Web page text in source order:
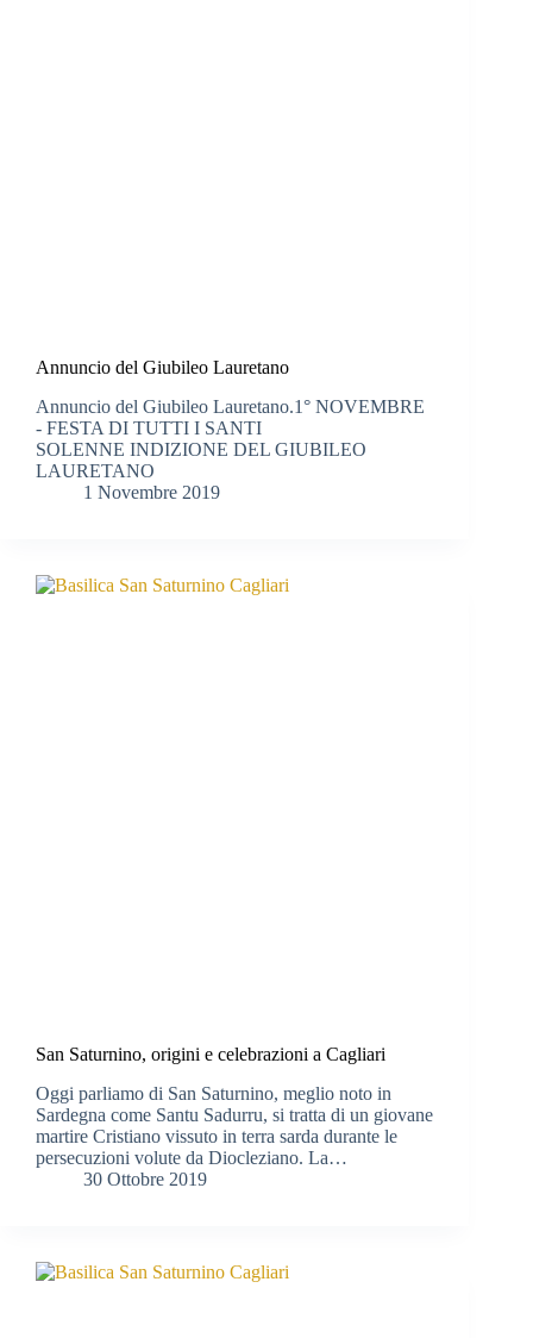
Annuncio del Giubileo Lauretano
Annuncio del Giubileo Lauretano.1° NOVEMBRE
- FESTA DI TUTTI I SANTI
SOLENNE INDIZIONE DEL GIUBILEO
LAURETANO
1 Novembre 2019
San Saturnino, origini e celebrazioni a Cagliari
Oggi parliamo di San Saturnino, meglio noto in
Sardegna come Santu Sadurru, si tratta di un giovane
martire Cristiano vissuto in terra sarda durante le
persecuzioni volute da Diocleziano. La…
30 Ottobre 2019